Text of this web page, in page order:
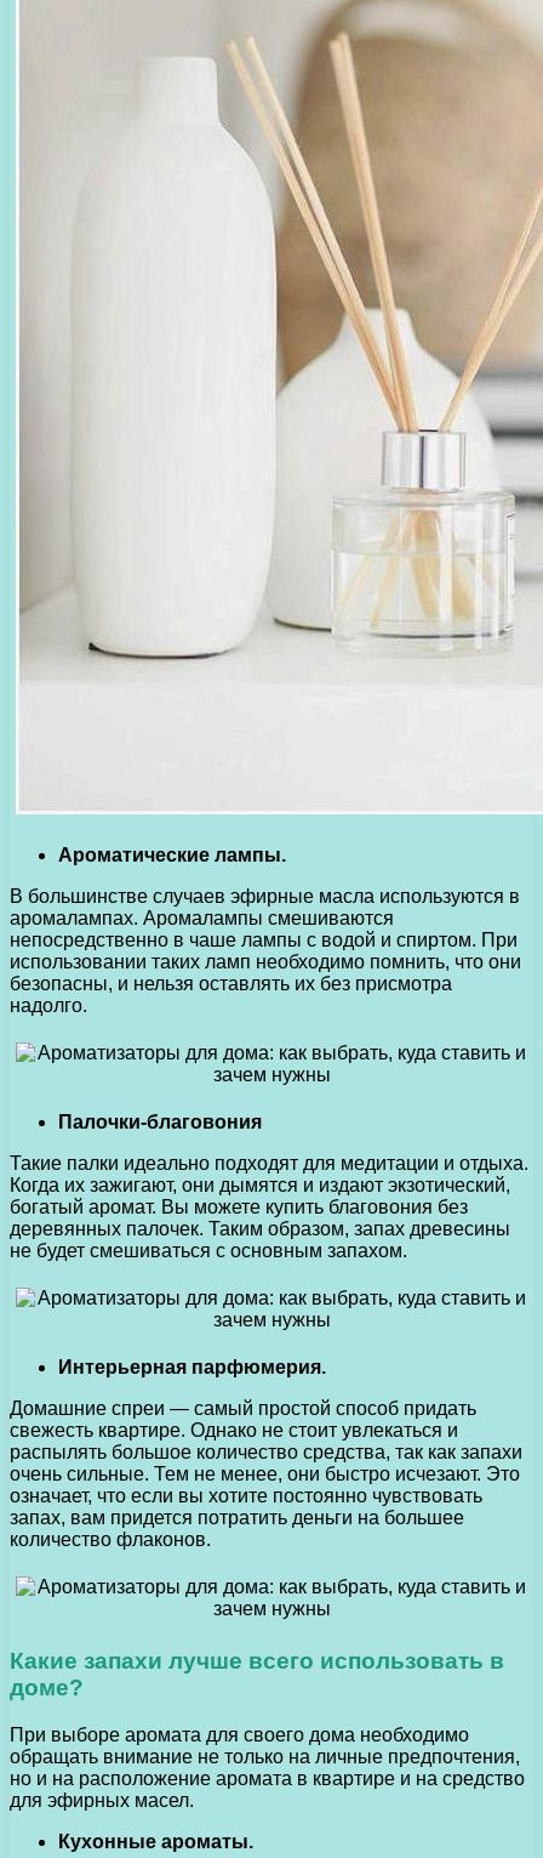
Ароматические лампы.
В большинстве случаев эфирные масла используются в
аромалампах. Аромалампы смешиваются
непосредственно в чаше лампы с водой и спиртом. При
использовании таких ламп необходимо помнить, что они
безопасны, и нельзя оставлять их без присмотра
надолго.
Палочки-благовония
Такие палки идеально подходят для медитации и отдыха.
Когда их зажигают, они дымятся и издают экзотический,
богатый аромат. Вы можете купить благовония без
деревянных палочек. Таким образом, запах древесины
не будет смешиваться с основным запахом.
Интерьерная парфюмерия.
Домашние спреи — самый простой способ придать
свежесть квартире. Однако не стоит увлекаться и
распылять большое количество средства, так как запахи
очень сильные. Тем не менее, они быстро исчезают. Это
означает, что если вы хотите постоянно чувствовать
запах, вам придется потратить деньги на большее
количество флаконов.
Какие запахи лучше всего использовать в
доме?
При выборе аромата для своего дома необходимо
обращать внимание не только на личные предпочтения,
но и на расположение аромата в квартире и на средство
для эфирных масел.
Кухонные ароматы.